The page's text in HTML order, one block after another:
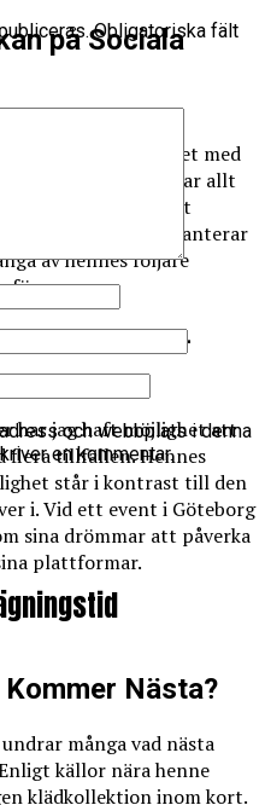
på Sociala
regelbundet med
TikTok, där hon delar allt
insikter. Ett särskilt
delade hur hon hanterar
av hennes följare
för.
med Caisa-
har jag haft möjlighet att
flera tillfällen. Hennes
står i kontrast till den
i. Vid ett event i Göteborg
sina drömmar att påverka
plattformar.
Kommer Nästa?
många vad nästa
källor nära henne
klädkollektion inom kort.
Obligatoriska fält
och webbplats i denna
en kommentar.